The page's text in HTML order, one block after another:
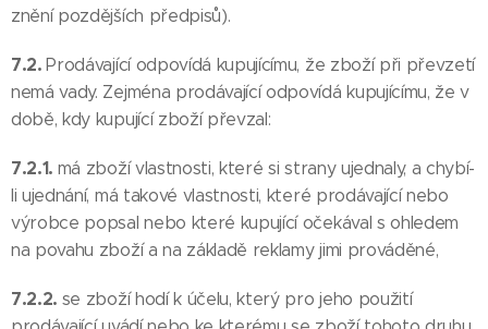
znění pozdějších předpisů).
7.2.Prodávající odpovídá kupujícímu, že zboží při převzetí
nemá vady. Zejména prodávající odpovídá kupujícímu, že v
době, kdy kupující zboží převzal:
7.2.1. má zboží vlastnosti, které si strany ujednaly, a chybí-
li ujednání, má takové vlastnosti, které prodávající nebo
výrobce popsal nebo které kupující očekával s ohledem
na povahu zboží a na základě reklamy jimi prováděné,
7.2.2. se zboží hodí k účelu, který pro jeho použití